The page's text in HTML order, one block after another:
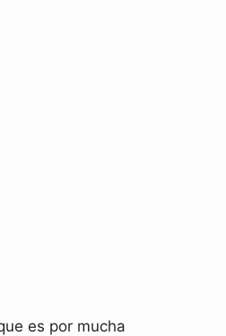
es por mucha